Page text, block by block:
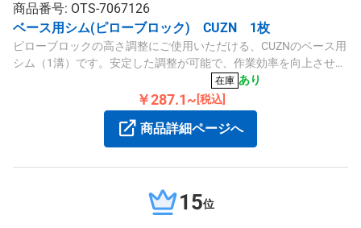
商品番号: OTS-7067126
ベース用シム(ピローブロック) CUZN 1枚
ピローブロックの高さ調整にご使用いただける、CUZNのベース用
シム（1溝）です。安定した調整が可能で、作業効率を向上させま
在庫 あり
￥287.1~ [税込]
商品詳細ページへ
15位